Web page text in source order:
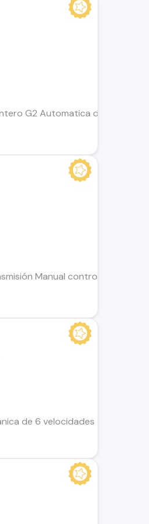
G2 Automatica diesel 2.5.
Manual control de
de 6 velocidades - Llantas